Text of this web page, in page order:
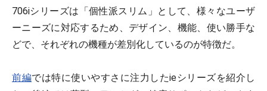
706iシリーズは「個性派スリム」として、様々なユーザ
ーニーズに対応するため、デザイン、機能、使い勝手な
どで、それぞれの機種が差別化しているのが特徴だ。
前編では特に使いやすさに注力したieシリーズを紹介し